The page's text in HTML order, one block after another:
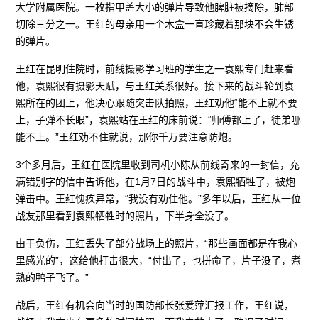
大学附属医院。一枚指甲盖大小的弹片导致他脾脏被摘除，肺部
切除三分之一。王红的母亲用一个木盒一直珍藏着那块不会生锈
的弹片。
王红在昆明住院时，前线摄影学习班的学生之一袁熙专门赶来看
他，袁熙很有摄影天赋，与王红关系很好。接下来的战斗轮到袁
熙所在的团上，他决心跟随突击队拍照，王红劝他“能不上就不要
上，子弹不长眼”，袁熙站在王红的床前说：“师傅都上了，徒弟哪
能不上。”王红劝不住就说，那你千万要注意防炮。
3个多月后，王红在医院里收到司机小陈从前线寄来的一封信，充
满错别字的信中告诉他，在1月7日的战斗中，袁熙牺牲了，被炮
弹击中。王红愧疚异常，“我没有劝住他。”多年以后，王红从一位
战友那里看到袁熙牺牲时的照片，下半身全没了。
由于负伤，王红丢失了部分战场上的照片，“那些画面都是在我心
里感光的”，这给他打击很大，“付出了，也拼命了，片子没了，煮
熟的鸭子飞了。”
战后，王红有机会向当时的国防部长张爱萍汇报工作，王红说，